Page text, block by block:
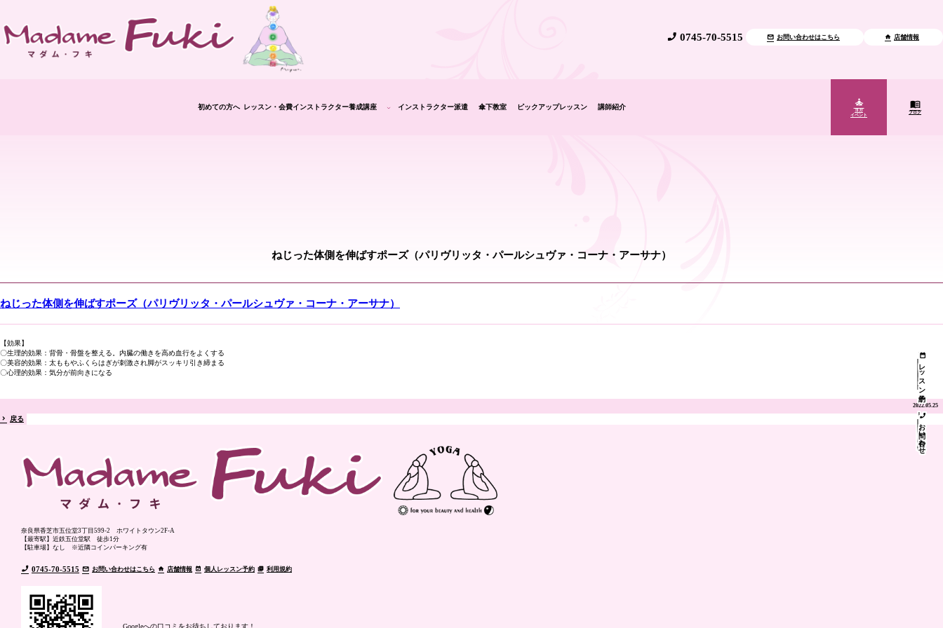
0745-70-5515 お問い合わせはこちら 店舗情報
初めての方へ レッスン・会費インストラクター養成講座 インストラクター派遣 傘下教室 ピックアップレッスン 講師紹介
ヨガ
イベント
ブログ
ねじった体側を伸ばすポーズ（パリヴリッタ・パールシュヴァ・コーナ・アーサナ）
ねじった体側を伸ばすポーズ（パリヴリッタ・パールシュヴァ・コーナ・アーサナ）
【効果】
〇生理的効果：背骨・骨盤を整える。内臓の働きを高め血行をよくする
〇美容的効果：太ももやふくらはぎが刺激され脚がスッキリ引き締まる
〇心理的効果：気分が前向きになる
2022.05.25
戻る
奈良県香芝市五位堂3丁目599-2 ホワイトタウン2F-A
【最寄駅】近鉄五位堂駅 徒歩1分
【駐車場】なし ※近隣コインパーキング有
0745-70-5515 お問い合わせはこちら 店舗情報 個人レッスン予約 利用規約
Googleへの口コミをお待ちしております！
レッスン予約
お問い合わせ